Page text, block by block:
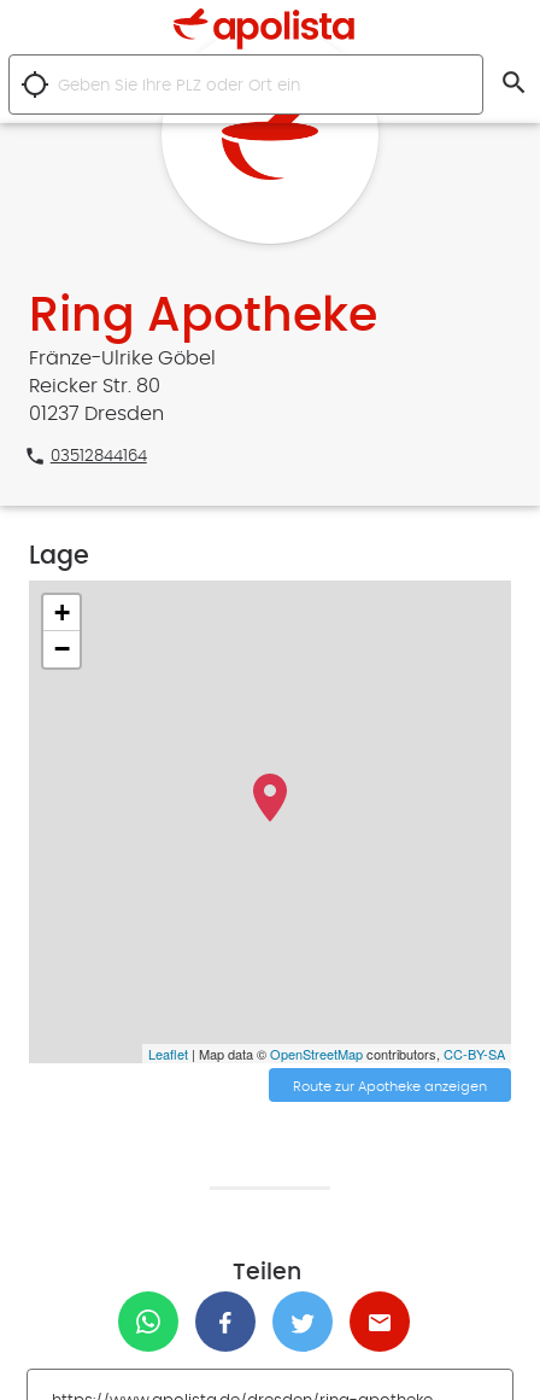
location_searching search
Ring Apotheke
Fränze-Ulrike Göbel
Reicker Str. 80
01237 Dresden
phone 03512844164
Lage
+
−
Leaflet| Map data ©OpenStreetMapcontributors, CC-BY-SA
Route zur Apotheke anzeigen
Teilen